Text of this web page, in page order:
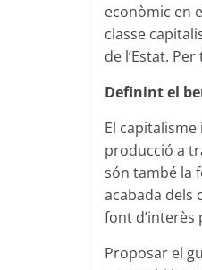
econòmic en
classe
de l’Estat.
Definint el
El
producció a
són també la
acabada dels
font d’interès
Proposar el